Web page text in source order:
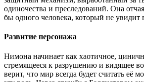
одиночества и преследований. Она
бы одного человека, который не увидит
Развитие персонажа
Нимона начинает как хаотичное,
стремящееся к разрушению и видящее
верит, что мир всегда будет считать её